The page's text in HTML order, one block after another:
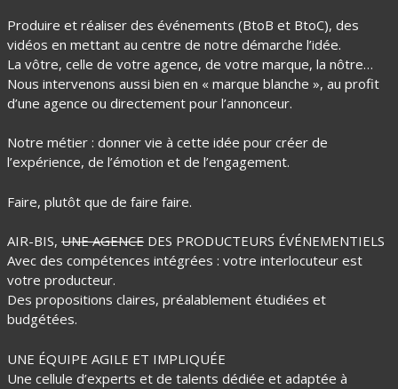
Produire et réaliser des événements (BtoB et BtoC), des
vidéos en mettant au centre de notre démarche l’idée.
La vôtre, celle de votre agence, de votre marque, la nôtre…
Nous intervenons aussi bien en « marque blanche », au profit
d’une agence ou directement pour l’annonceur.
Notre métier : donner vie à cette idée pour créer de
l’expérience, de l’émotion et de l’engagement.
Faire, plutôt que de faire faire.
AIR-BIS, UNE AGENCEDES PRODUCTEURS ÉVÉNEMENTIELS
Avec des compétences intégrées : votre interlocuteur est
votre producteur.
Des propositions claires, préalablement étudiées et
budgétées.
UNE ÉQUIPE AGILE ET IMPLIQUÉE
Une cellule d’experts et de talents dédiée et adaptée à